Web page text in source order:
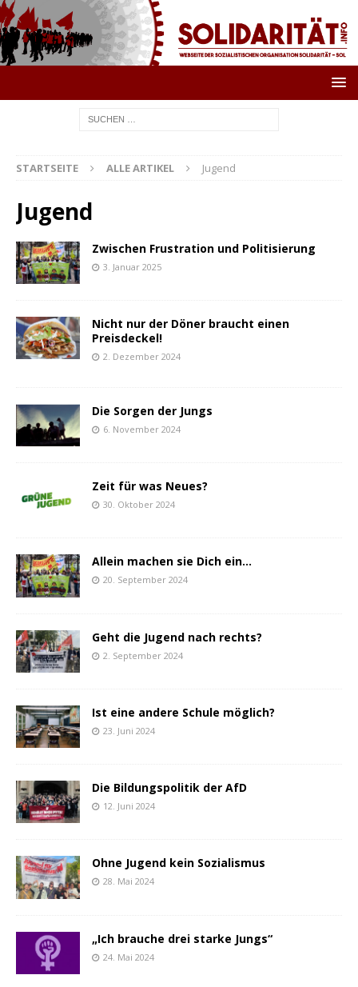
STARTSEITE ALLE ARTIKEL Jugend
Jugend
Zwischen Frustration und Politisierung
3. Januar 2025
Nicht nur der Döner braucht einen
Preisdeckel!
2. Dezember 2024
Die Sorgen der Jungs
6. November 2024
Zeit für was Neues?
30. Oktober 2024
Allein machen sie Dich ein…
20. September 2024
Geht die Jugend nach rechts?
2. September 2024
Ist eine andere Schule möglich?
23. Juni 2024
Die Bildungspolitik der AfD
12. Juni 2024
Ohne Jugend kein Sozialismus
28. Mai 2024
„Ich brauche drei starke Jungs“
24. Mai 2024